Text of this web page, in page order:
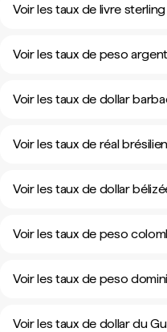
Voir les taux de livre
Voir les taux de peso
Voir les taux de dollar
Voir les taux de réal
Voir les taux de dollar
Voir les taux de peso
Voir les taux de peso
Voir les taux de dollar du